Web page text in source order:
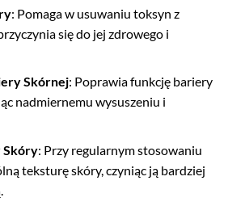
: Pomaga w usuwaniu toksyn z
się do jej zdrowego i
Skórnej: Poprawia funkcję bariery
nadmiernemu wysuszeniu i
Skóry: Przy regularnym stosowaniu
teksturę skóry, czyniąc ją bardziej